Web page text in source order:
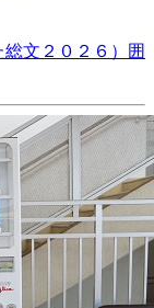
文２０２６）囲